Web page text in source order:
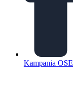
Kampania OSE